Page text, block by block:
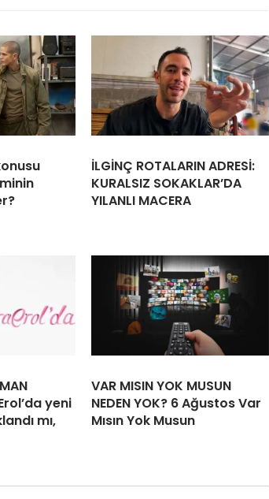
İLGİNÇ ROTALARIN ADRESİ:
KURALSIZ SOKAKLAR’DA
YILANLI MACERA
yeni
mı,
VAR MISIN YOK MUSUN
NEDEN YOK? 6 Ağustos Var
Mısın Yok Musun